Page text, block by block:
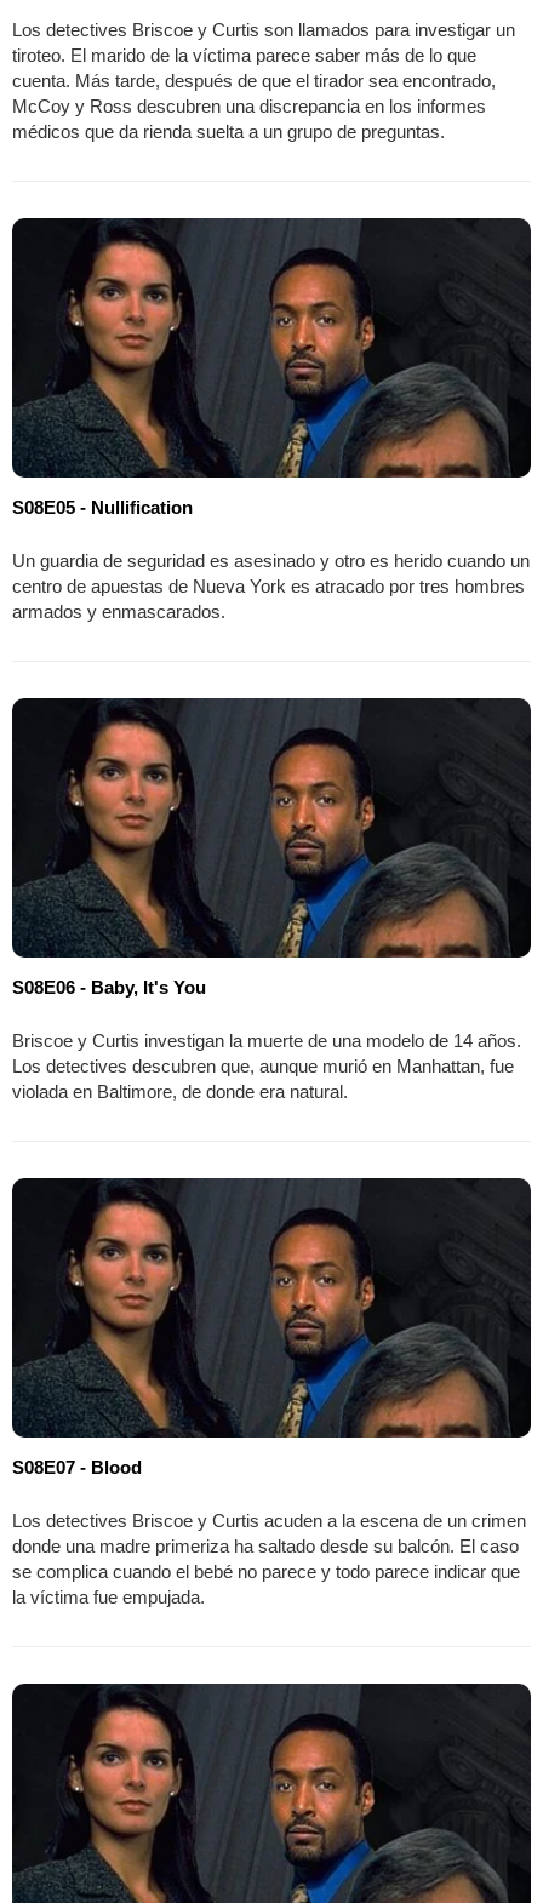
Los detectives Briscoe y Curtis son llamados para investigar un
tiroteo. El marido de la víctima parece saber más de lo que
cuenta. Más tarde, después de que el tirador sea encontrado,
McCoy y Ross descubren una discrepancia en los informes
médicos que da rienda suelta a un grupo de preguntas.
S08E05 - Nullification
Un guardia de seguridad es asesinado y otro es herido cuando un
centro de apuestas de Nueva York es atracado por tres hombres
armados y enmascarados.
S08E06 - Baby, It's You
Briscoe y Curtis investigan la muerte de una modelo de 14 años.
Los detectives descubren que, aunque murió en Manhattan, fue
violada en Baltimore, de donde era natural.
S08E07 - Blood
Los detectives Briscoe y Curtis acuden a la escena de un crimen
donde una madre primeriza ha saltado desde su balcón. El caso
se complica cuando el bebé no parece y todo parece indicar que
la víctima fue empujada.